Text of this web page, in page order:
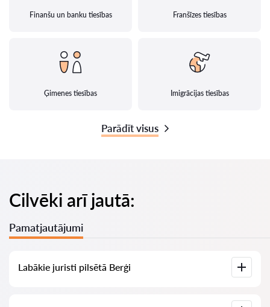
Finanšu un banku tiesības Franšīzes tiesības
Ģimenes tiesības Imigrācijas tiesības
Parādīt visus
Cilvēki arī jautā:
Pamatjautājumi
Labākie juristi pilsētā Berģi